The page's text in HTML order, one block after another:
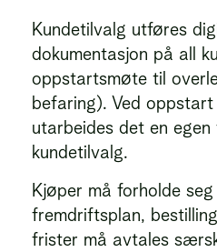
Kundetilvalg utføres
dokumentasjon på all
oppstartsmøte til
befaring). Ved
utarbeides det en
kundetilvalg.
Kjøper må forholde
fremdriftsplan,
frister må avtales